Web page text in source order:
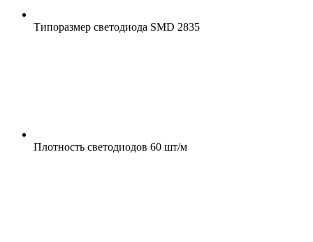
Типоразмер светодиода SMD 2835
Плотность светодиодов 60 шт/м